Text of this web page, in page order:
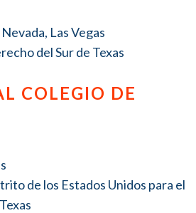
Las Vegas
del Sur de Texas
COLEGIO DE
de los Estados Unidos para el